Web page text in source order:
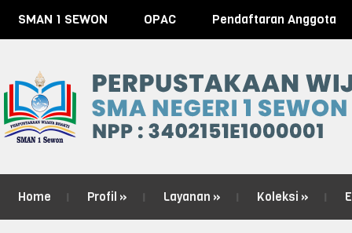
SMAN 1 SEWON OPAC Pendaftaran Anggota
Home Profil » Layanan » Koleksi »